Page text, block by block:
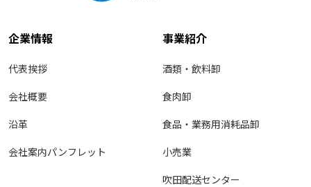
企業情報
代表挨拶
会社概要
沿革
会社案内パンフレット
事業紹介
酒類・飲料卸
食肉卸
食品・業務用消耗品卸
小売業
吹田配送センター